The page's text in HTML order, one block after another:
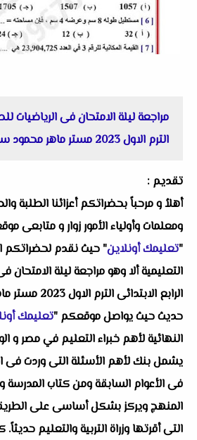
مراجعة ليلة الامتحان فى الرياضيات
الترم الاول 2023 مستر ماهر محمود سامى
تقديم :
أهلاُ و مرحباً بحضراتكم أعزائنا الطلبة
ومعلمات وأولياء الأمور زوار و متابعى
"تعليمك أونلاين" حيث نقدم لحضراتكم
التعليمية ألا وهو مراجعة ليلة
الرابع
حديث حيث يواصل موقعكم "تعليمك
النهائية لأهم خبراء التعليم في مصر و
يشمل بنك لأهم الأسئلة التى وردت فى
فى الأعوام السابقة ومن كتاب المدرسة
المنهج ويركز بشكل أساسى على
التى أقرتها وزراة التربية والتعليم